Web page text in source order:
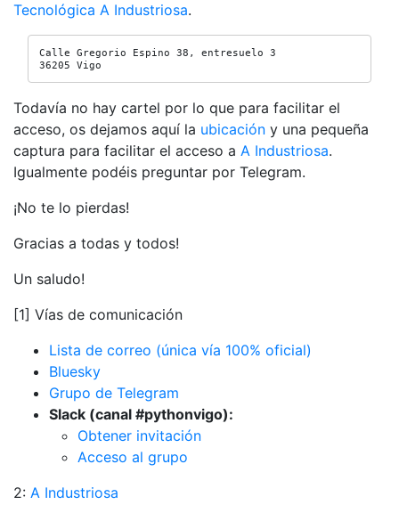
Tecnológica A Industriosa.
Calle Gregorio Espino 38, entresuelo 3
36205 Vigo
Todavía no hay cartel por lo que para facilitar el
acceso, os dejamos aquí la ubicación y una pequeña
captura para facilitar el acceso a A Industriosa.
Igualmente podéis preguntar por Telegram.
¡No te lo pierdas!
Gracias a todas y todos!
Un saludo!
[1] Vías de comunicación
Lista de correo (única vía 100% oficial)
Bluesky
Grupo de Telegram
Slack (canal #pythonvigo):
Obtener invitación
Acceso al grupo
2: A Industriosa